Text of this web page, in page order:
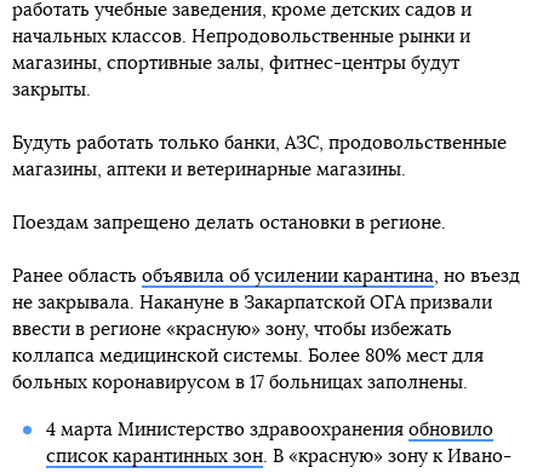
работать учебные заведения, кроме детских садов и
начальных классов. Непродовольственные рынки и
магазины, спортивные залы, фитнес-центры будут
закрыты.
Будуть работать только банки, АЗС, продовольственные
магазины, аптеки и ветеринарные магазины.
Поездам запрещено делать остановки в регионе.
Ранее область объявила об усилении карантина, но въезд
не закрывала. Накануне в Закарпатской ОГА призвали
ввести в регионе «красную» зону, чтобы избежать
коллапса медицинской системы. Более 80% мест для
больных коронавирусом в 17 больницах заполнены.
4 марта Министерство здравоохранения обновило
список карантинных зон. В «красную» зону к Ивано-